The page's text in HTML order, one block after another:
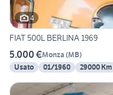
4
FIAT 500L BERLINA 1969
5.000 €Monza (MB)
Usato
01/1960 29000 Km